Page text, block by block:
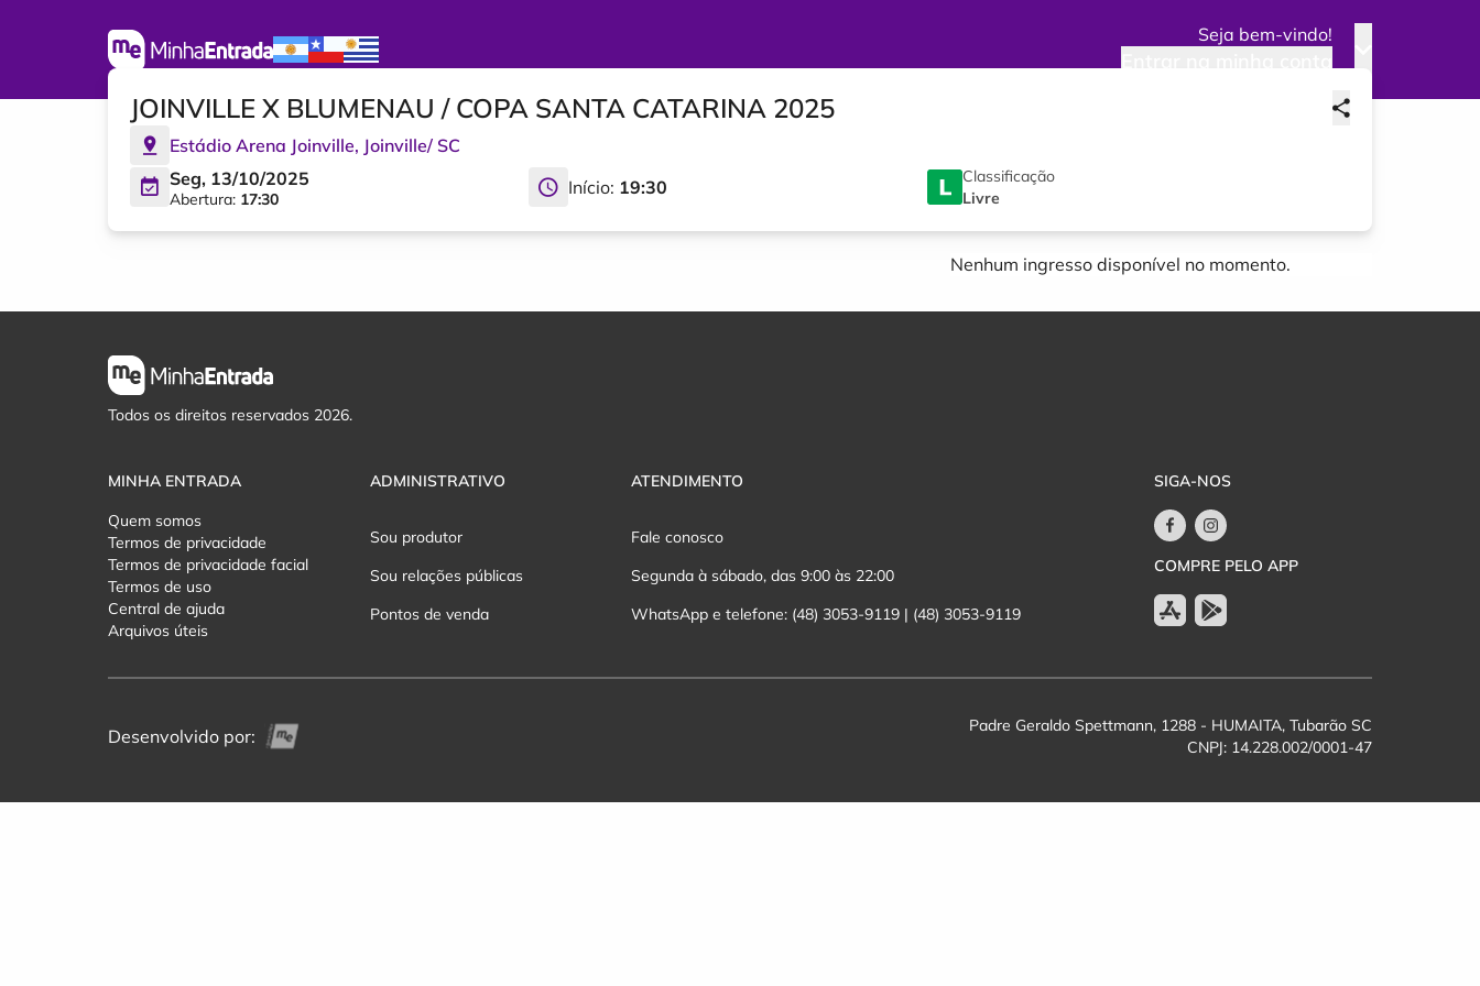
Seja bem-vindo!
JOINVILLE X BLUMENAU / COPA SANTA CATARINA 2025
Estádio Arena Joinville, Joinville/ SC
Seg, 13/10/2025
Abertura: 17:30
Início: 19:30
Classificação
Livre
Nenhum ingresso disponível no momento.
Todos os direitos reservados 2026.
MINHA ENTRADA
Quem somos
Termos de privacidade
Termos de privacidade facial
Termos de uso
Central de ajuda
Arquivos úteis
ADMINISTRATIVO
Sou produtor
Sou relações públicas
Pontos de venda
ATENDIMENTO
Fale conosco
Segunda à sábado, das 9:00 às 22:00
WhatsApp e telefone: (48) 3053-9119 | (48) 3053-9119
SIGA-NOS
COMPRE PELO APP
Desenvolvido por:
Padre Geraldo Spettmann, 1288 - HUMAITA, Tubarão SC
CNPJ: 14.228.002/0001-47